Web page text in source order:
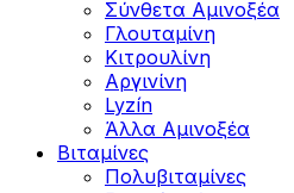
Σύνθετα Αμινοξέα
Γλουταμίνη
Κιτρουλίνη
Αργινίνη
Lyzín
Άλλα Αμινοξέα
Βιταμίνες
Πολυβιταμίνες